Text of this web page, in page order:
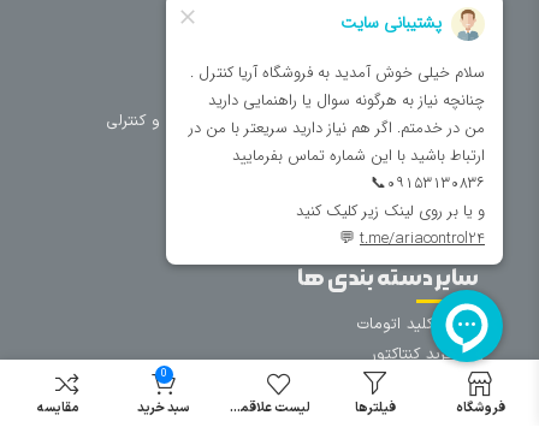
خانه
درباره ما
تماس با ما
فروشگاه
تجهیزات تابلویی
تجهیزات حفاظتی و کنترلی
روشنایی
سایر دسته بندی ها
خرید کلید اتومات
خرید کنتاکتور
خرید فیوز
مینیاتوری
فروشگاه فیلترها لیست علاقمندی
0
سبد خرید مقایسه